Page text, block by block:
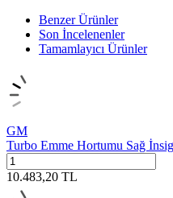
Benzer Ürünler
Son İncelenenler
Tamamlayıcı Ürünler
GM
Turbo Emme Hortumu Sağ
10.483,20 TL